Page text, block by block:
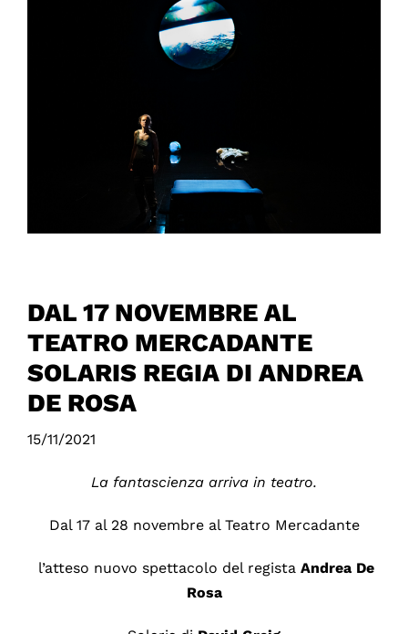
DAL 17 NOVEMBRE AL
TEATRO MERCADANTE
SOLARIS REGIA DI ANDREA
DE ROSA
15/11/2021
La fantascienza arriva in teatro.
Dal 17 al 28 novembre al Teatro Mercadante
l’atteso nuovo spettacolo del regista Andrea De
Rosa